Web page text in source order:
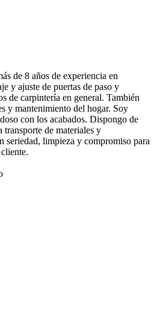
de 8 años de experiencia en
y ajuste de puertas de paso y
de carpintería en general. También
y mantenimiento del hogar. Soy
con los acabados. Dispongo de
de materiales y
seriedad, limpieza y compromiso para